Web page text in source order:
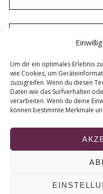
Um dir ein optimales Erlebnis
wie Cookies, um
zuzugreifen. Wenn du diesen
Daten wie das Surfverhalten
verarbeiten. Wenn du deine
können bestimmte Merkmale